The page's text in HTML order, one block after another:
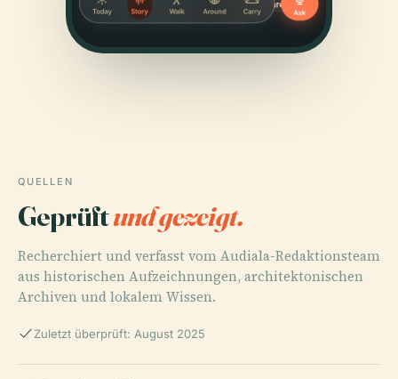
QUELLEN
Geprüftund gezeigt.
Recherchiert und verfasst vom Audiala-Redaktionsteam
aus historischen Aufzeichnungen, architektonischen
Archiven und lokalem Wissen.
Zuletzt überprüft: August 2025